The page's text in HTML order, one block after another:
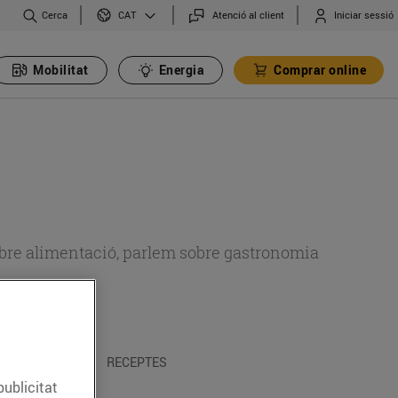
Cerca CAT Atenció al client Iniciar sessió
Mobilitat Energia Comprar online
alimentació, parlem sobre gastronomia
RECEPTES